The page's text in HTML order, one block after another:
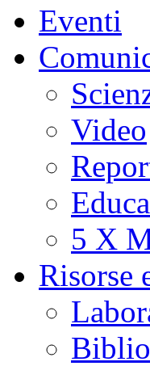
Eventi
Video
5 X
Risorse